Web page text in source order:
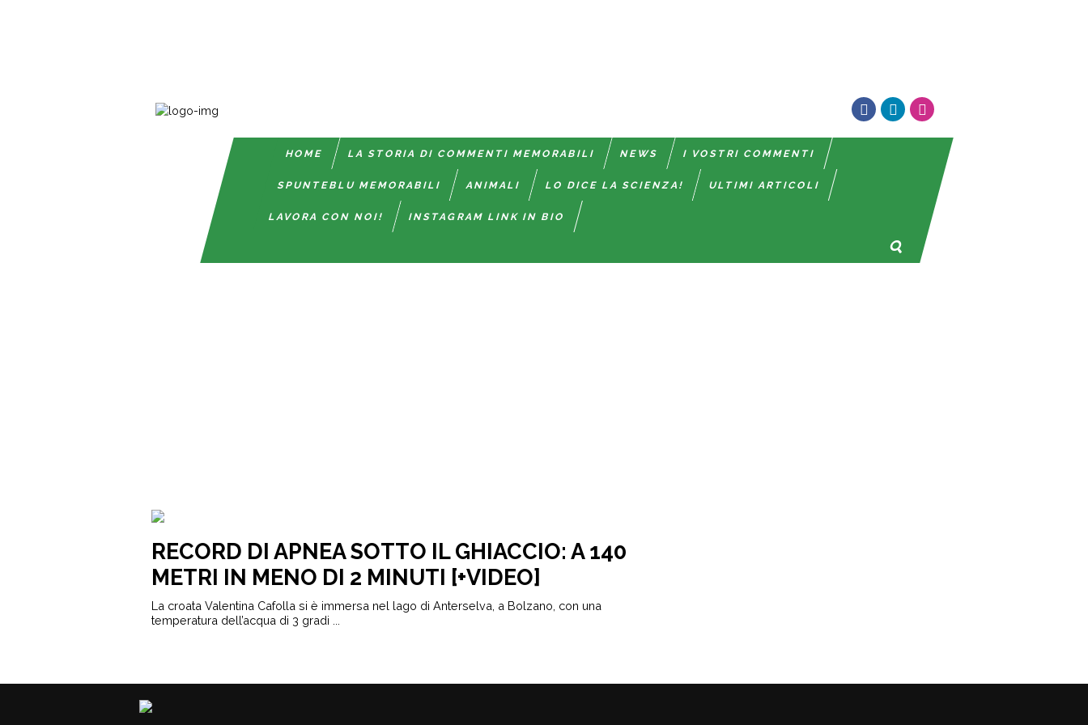
HOME LA STORIA DI COMMENTI MEMORABILI NEWS I VOSTRI COMMENTI
SPUNTEBLU MEMORABILI ANIMALI LO DICE LA SCIENZA! ULTIMI ARTICOLI
LAVORA CON NOI! INSTAGRAM LINK IN BIO
RECORD DI APNEA SOTTO IL GHIACCIO: A 140
METRI IN MENO DI 2 MINUTI [+VIDEO]
La croata Valentina Cafolla si è immersa nel lago di Anterselva, a Bolzano, con una
temperatura dell’acqua di 3 gradi ...